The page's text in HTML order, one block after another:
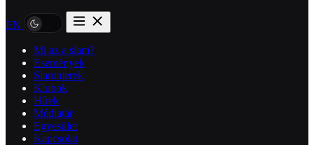
EN
Mi az a slam?
Események
Slammerek
Klubok
Hírek
Médiatár
Egyesület
Kapcsolat